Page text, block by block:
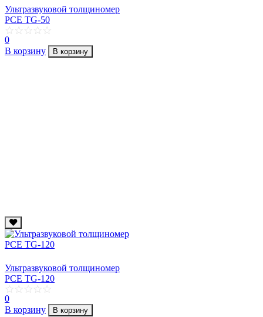
Ультразвуковой толщиномер
PCE TG-50
0
В корзину
В корзину
Ультразвуковой толщиномер
PCE TG-120
0
В корзину
В корзину